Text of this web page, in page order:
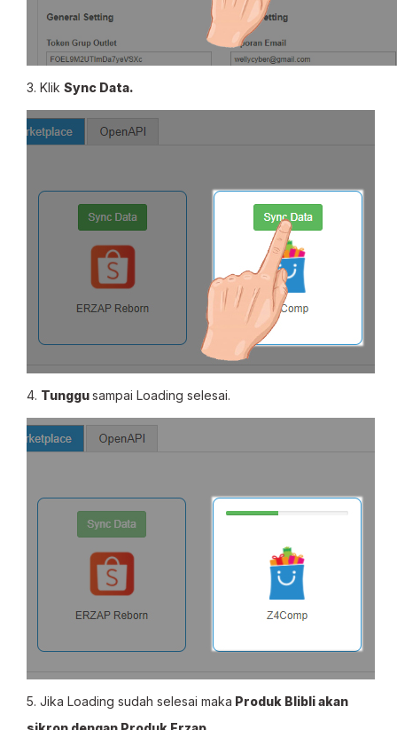
3. Klik Sync Data.
4. Tunggusampai Loading selesai.
5. Jika Loading sudah selesai maka Produk Blibli akan